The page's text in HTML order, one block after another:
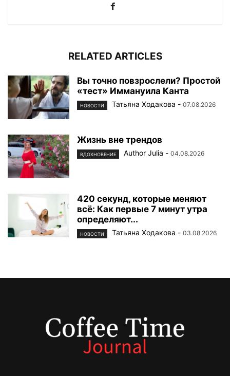
RELATED ARTICLES
Вы точно повзрослели? Простой
«тест» Иммануила Канта
НОВОСТИ Татьяна Ходакова - 07.08.2026
Жизнь вне трендов
ВДОХНОВЕНИЕ Author Julia - 04.08.2026
420 секунд, которые меняют
всё: Как первые 7 минут утра
определяют...
НОВОСТИ Татьяна Ходакова - 03.08.2026